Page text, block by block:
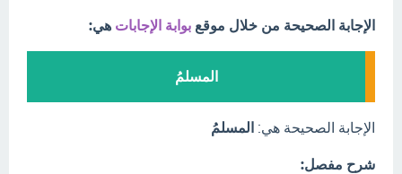
الإجابة الصحيحة من خلال موقع بوابة الإجابات هي:
المسلمُ
الإجابة الصحيحة هي: المسلمُ
شرح مفصل: